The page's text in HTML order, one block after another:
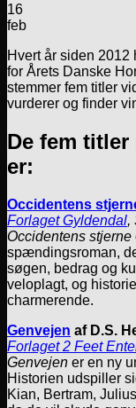
16
feb
Hvert år siden 2012
for Årets Danske
stemmer fem titler
vurderer og finder
De fem
er:
Occidentens
Forlaget Gyldendal,
Occidentens stjerne
spændingsroman,
søgen, bedrag og
veloplagt, og
charmerende.
Genvejen af D.S.
Forlaget 2 Feet
Genvejen er en ny
Historien udspiller
Kian, Bertram,